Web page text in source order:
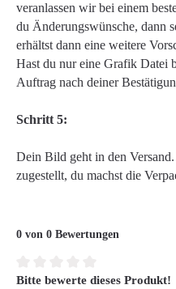
veranlassen wir bei einem
du Änderungswünsche, dann
erhältst dann eine weitere
Hast du nur eine Grafik Datei
Auftrag nach deiner
Schritt 5:
Dein Bild geht in den
zugestellt, du machst die
0 von 0 Bewertungen
Durchschnittliche Bewertung
Bitte bewerte dieses Produkt!